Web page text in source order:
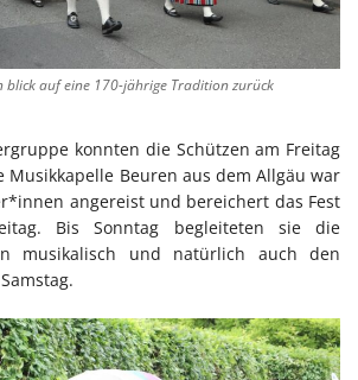
blick auf eine 170-jährige Tradition zurück
konnten die Schützen am Freitag
Musikkapelle Beuren aus dem Allgäu war
angereist und bereichert das Fest
Bis Sonntag begleiteten sie die
musikalisch und natürlich auch den